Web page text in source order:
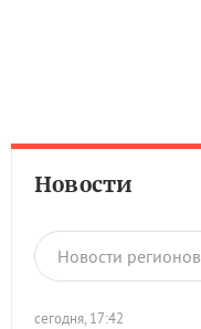
Новости
Новости регионов
сегодня, 17:42